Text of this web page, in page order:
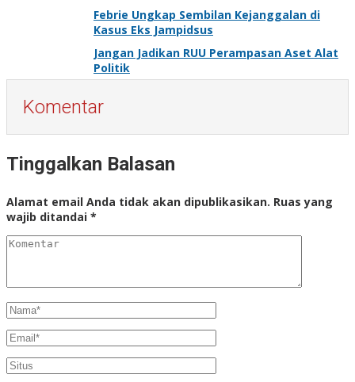
Febrie Ungkap Sembilan Kejanggalan di
Kasus Eks Jampidsus
Jangan Jadikan RUU Perampasan Aset Alat
Politik
Komentar
Tinggalkan Balasan
Alamat email Anda tidak akan dipublikasikan. Ruas yang
wajib ditandai *